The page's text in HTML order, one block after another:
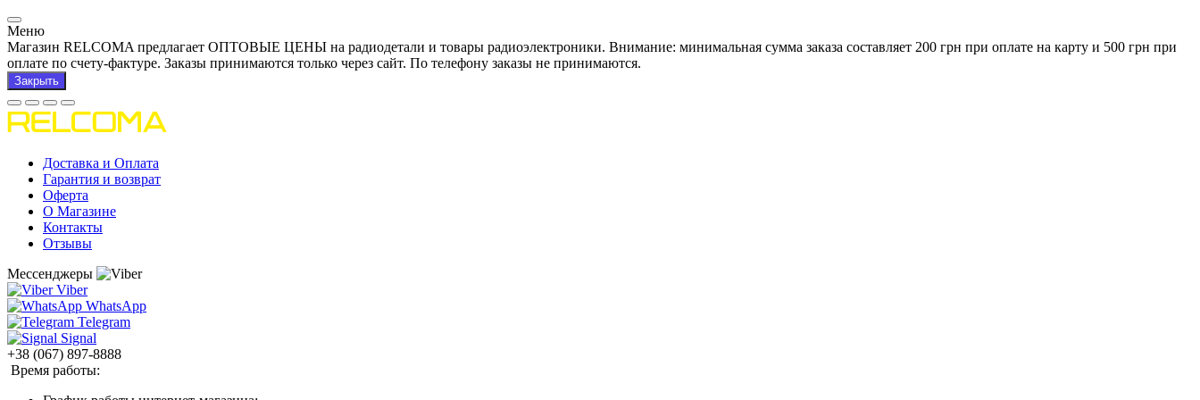
Меню
Магазин RELCOMA предлагает ОПТОВЫЕ ЦЕНЫ на радиодетали и товары радиоэлектроники. Внимание: минимальная сумма заказа составляет 200 грн при оплате на карту и 500 грн при
оплате по счету-фактуре. Заказы принимаются только через сайт. По телефону заказы не принимаются.
Закрыть
Доставка и Оплата
Гарантия и возврат
Оферта
О Магазине
Контакты
Отзывы
Мессенджеры
Viber
WhatsApp
Telegram
Signal
+38 (067) 897-8888
Время работы: